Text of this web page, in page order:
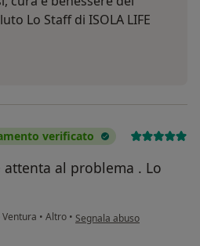
Lo Staff di ISOLA LIFE
verificato
al problema . Lo
• Altro • secondo l'opinione
Segnala abuso